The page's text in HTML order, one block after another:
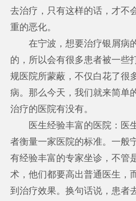
去治疗，只有这样的话，才不
重的恶化。
在宁波，想要治疗银屑病
的，所以会有很多患者被一些
规医院所蒙蔽，不仅白花了很
病。那么今天，我们就来简单
治疗的医院有没有。
医生经验丰富的医院：医
者衡量一家医院的标准。一般
有经验丰富的专家坐诊，不管
术，他们都要高出普通医生，
到治疗效果。换句话说，患者